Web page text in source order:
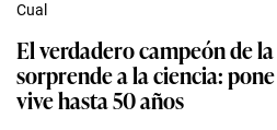
Cual
El verdadero campeón de
sorprende a la ciencia:
vive hasta 50 años